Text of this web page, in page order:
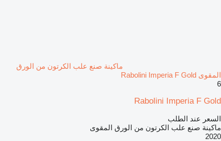
ماكينة صنع علب الكرتون من الورق
المقوى Rabolini Imperia F Gold
6
Rabolini Imperia F Gold
السعر عند الطلب
ماكينة صنع علب الكرتون من الورق المقوى
2020